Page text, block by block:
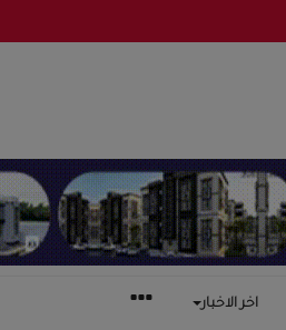
اخر الاخبار